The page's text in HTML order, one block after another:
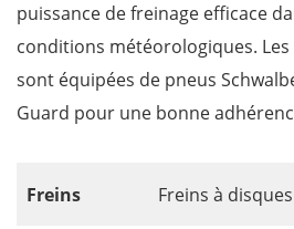
puissance de freinage efficace
conditions météorologiques.
sont équipées de pneus
Guard pour une bonne
Freins Freins à